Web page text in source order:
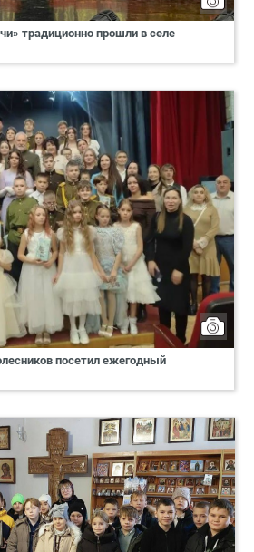
традиционно прошли в селе
посетил ежегодный